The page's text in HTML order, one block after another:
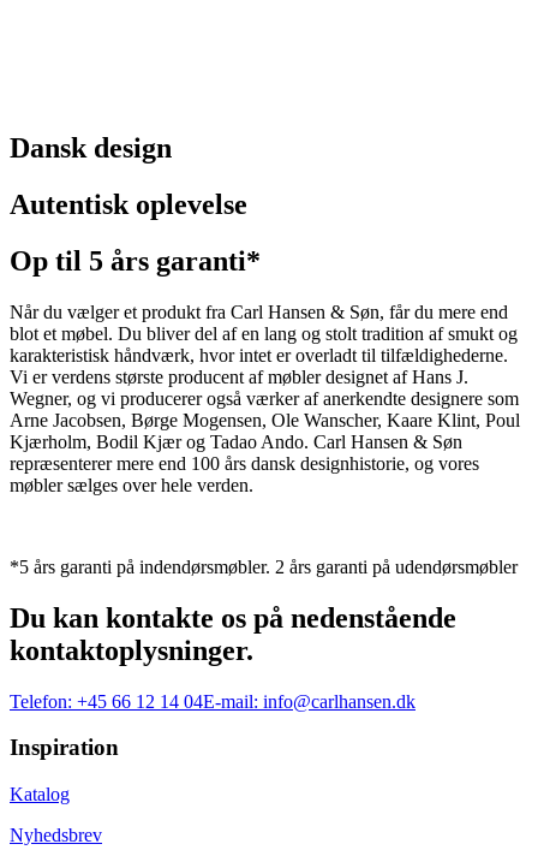
Dansk design
Autentisk oplevelse
Op til 5 års garanti*
Når du vælger et produkt fra Carl Hansen & Søn, får du mere end
blot et møbel. Du bliver del af en lang og stolt tradition af smukt og
karakteristisk håndværk, hvor intet er overladt til tilfældighederne.
Vi er verdens største producent af møbler designet af Hans J.
Wegner, og vi producerer også værker af anerkendte designere som
Arne Jacobsen, Børge Mogensen, Ole Wanscher, Kaare Klint, Poul
Kjærholm, Bodil Kjær og Tadao Ando. Carl Hansen & Søn
repræsenterer mere end 100 års dansk designhistorie, og vores
møbler sælges over hele verden.
*5 års garanti på indendørsmøbler. 2 års garanti på udendørsmøbler
Du kan kontakte os på nedenstående
kontaktoplysninger.
Telefon: +45 66 12 14 04E-mail: info@carlhansen.dk
Inspiration
Katalog
Nyhedsbrev